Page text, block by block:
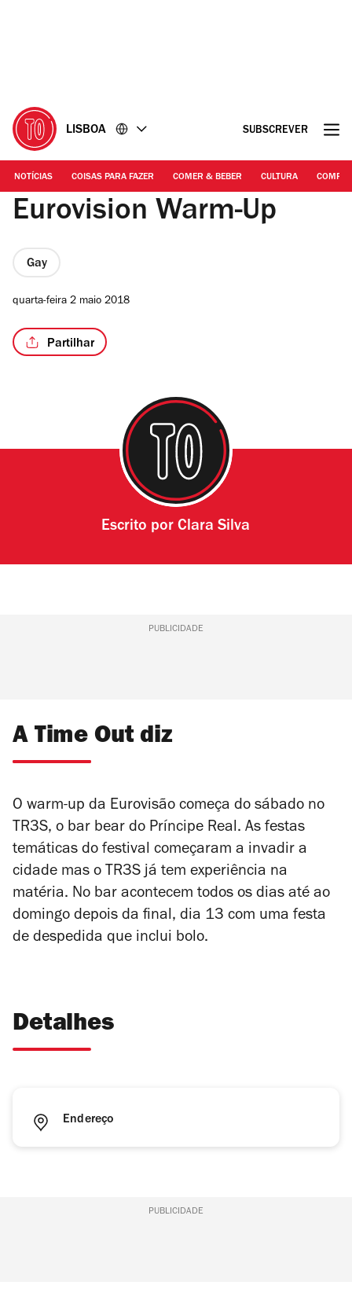
LISBOA SUBSCREVER
NOTÍCIAS COISAS PARA FAZER COMER & BEBER CULTURA
Eurovision Warm-Up
Gay
quarta-feira 2 maio 2018
Partilhar
Escrito porClara Silva
PUBLICIDADE
A Time Out diz
O warm-up da Eurovisão começa do sábado no
TR3S, o bar bear do Príncipe Real. As festas
temáticas do festival começaram a invadir a
cidade mas o TR3S já tem experiência na
matéria. No bar acontecem todos os dias até ao
domingo depois da final, dia 13 com uma festa
de despedida que inclui bolo.
Detalhes
Endereço
PUBLICIDADE